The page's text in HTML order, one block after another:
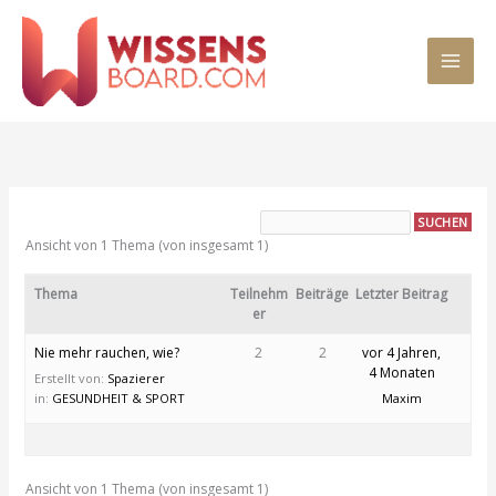
Inhalt
Ansicht von 1 Thema (von insgesamt 1)
Thema
Teilnehm
er
Beiträge Letzter Beitrag
Nie mehr rauchen, wie?
Erstellt von: Spazierer
in: GESUNDHEIT & SPORT
2 2
vor 4 Jahren,
4 Monaten
Maxim
Ansicht von 1 Thema (von insgesamt 1)